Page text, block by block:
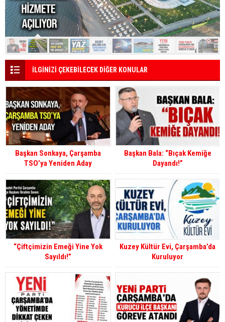
İLGİNİZİ ÇEKEBİLECEK DİĞER KONULAR
Başkan Sonkaya, Çarşamba
TSO’ya Yeniden Aday
Başkan Bala: “Bıçak Kemiğe
Dayandı!”
“Çiftçimizin Emeği Yine Yok
Sayıldı!”
Kuzey Kültür Evi, Çarşamba’da
Kuruluyor